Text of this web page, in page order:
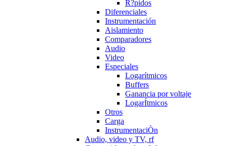
R?pidos
Diferenciales
Instrumentación
Aislamiento
Comparadores
Audio
Video
Especiales
Logarítmicos
Buffers
Ganancia por voltaje
LogarÍtmicos
Otros
Carga
InstrumentaciÒn
Audio, video y TV, rf